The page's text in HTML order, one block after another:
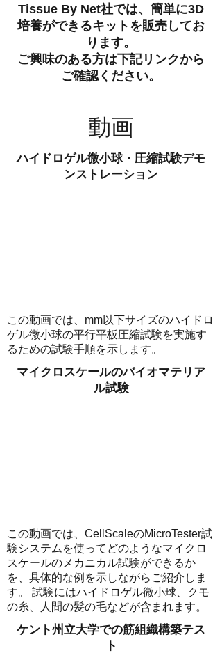
Tissue By Net社では、簡単に3D
培養ができるキットを販売してお
ります。
ご興味のある方は下記リンクから
ご確認ください。
動画
ハイドロゲル微小球・圧縮試験デモ
ンストレーション
この動画では、mm以下サイズのハイドロ
ゲル微小球の平行平板圧縮試験を実施す
るための試験手順を示します。
マイクロスケールのバイオマテリア
ル試験
この動画では、CellScaleのMicroTester試
験システムを使ってどのようなマイクロ
スケールのメカニカル試験ができるか
を、具体的な例を示しながらご紹介しま
す。 試験にはハイドロゲル微小球、クモ
の糸、人間の髪の毛などが含まれます。
ケント州立大学での筋組織構築テス
ト